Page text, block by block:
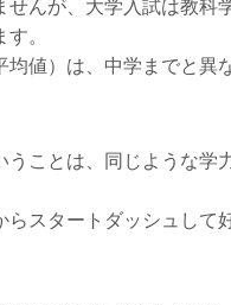
んが、大学入試は教科
。
値）は、中学までと異
ことは、同じような学
スタートダッシュして